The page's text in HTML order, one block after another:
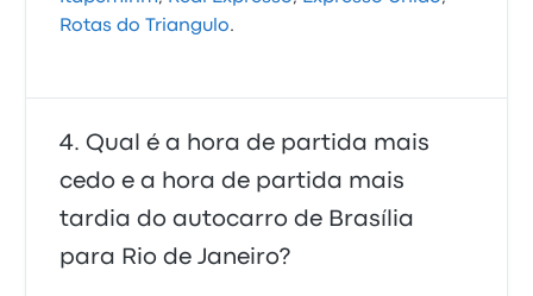
Rotas do Triangulo.
Qual é a hora de partida mais
cedo e a hora de partida mais
tardia do autocarro de Brasília
para Rio de Janeiro?